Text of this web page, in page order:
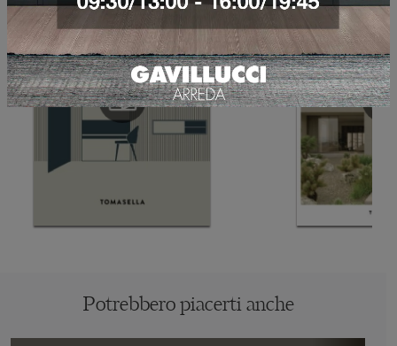
Potrebbero piacerti anche